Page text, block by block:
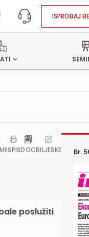
ISPROBAJ
ISPISDOCBILJEŠKE
poslužiti
Br.